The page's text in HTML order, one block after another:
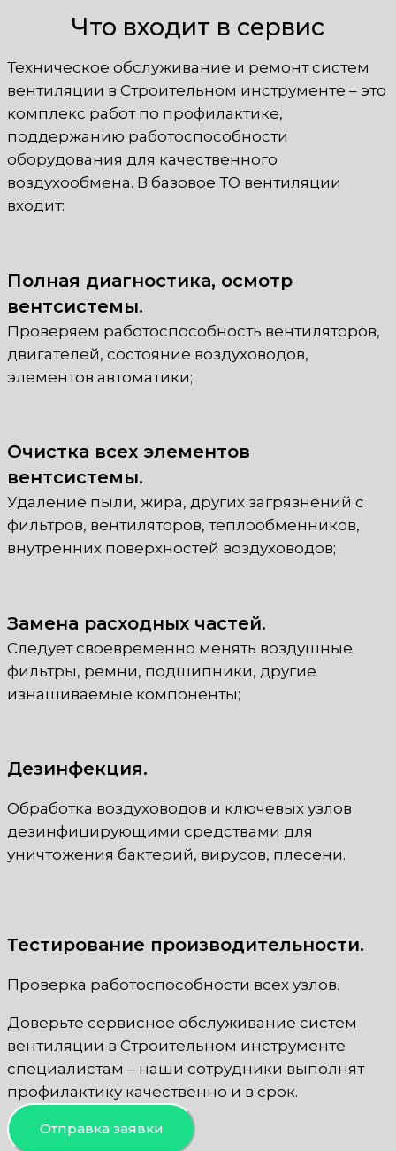
Что входит в сервис
Техническое обслуживание и ремонт систем
вентиляции в Строительном инструменте – это
комплекс работ по профилактике,
поддержанию работоспособности
оборудования для качественного
воздухообмена. В базовое ТО вентиляции
входит:
Полная диагностика, осмотр
вентсистемы.
Проверяем работоспособность вентиляторов,
двигателей, состояние воздуховодов,
элементов автоматики;
Очистка всех элементов
вентсистемы.
Удаление пыли, жира, других загрязнений с
фильтров, вентиляторов, теплообменников,
внутренних поверхностей воздуховодов;
Замена расходных частей.
Следует своевременно менять воздушные
фильтры, ремни, подшипники, другие
изнашиваемые компоненты;
Дезинфекция.
Обработка воздуховодов и ключевых узлов
дезинфицирующими средствами для
уничтожения бактерий, вирусов, плесени.
Тестирование производительности.
Проверка работоспособности всех узлов.
Доверьте сервисное обслуживание систем
вентиляции в Строительном инструменте
специалистам – наши сотрудники выполнят
профилактику качественно и в срок.
Отправка заявки